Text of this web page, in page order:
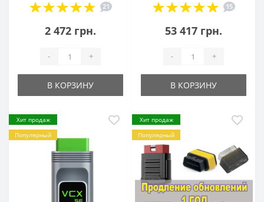
21
2 472 грн.
- +
В КОРЗИНУ
15
53 417 грн.
- +
В КОРЗИНУ
Хит продаж
Популярный
Хит продаж
Популярный